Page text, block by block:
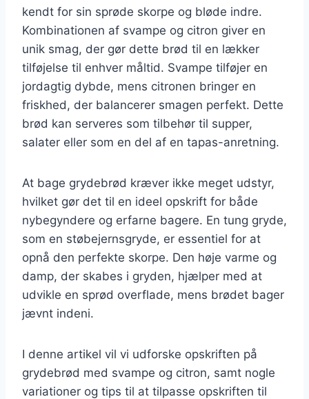
kendt for sin sprøde skorpe og bløde indre.
Kombinationen af svampe og citron giver en
unik smag, der gør dette brød til en lækker
tilføjelse til enhver måltid. Svampe tilføjer en
jordagtig dybde, mens citronen bringer en
friskhed, der balancerer smagen perfekt. Dette
brød kan serveres som tilbehør til supper,
salater eller som en del af en tapas-anretning.
At bage grydebrød kræver ikke meget udstyr,
hvilket gør det til en ideel opskrift for både
nybegyndere og erfarne bagere. En tung gryde,
som en støbejernsgryde, er essentiel for at
opnå den perfekte skorpe. Den høje varme og
damp, der skabes i gryden, hjælper med at
udvikle en sprød overflade, mens brødet bager
jævnt indeni.
I denne artikel vil vi udforske opskriften på
grydebrød med svampe og citron, samt nogle
variationer og tips til at tilpasse opskriften til